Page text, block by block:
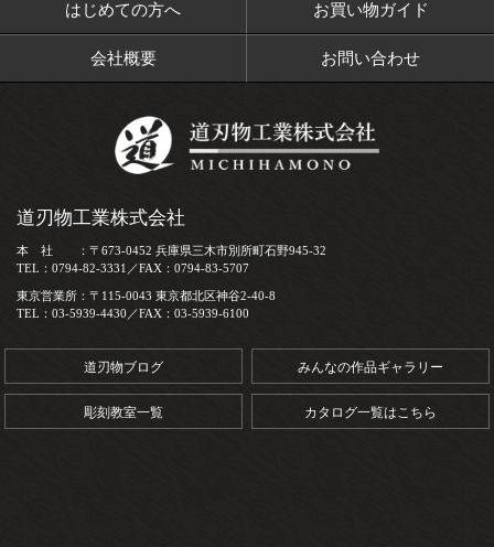
はじめての方へ お買い物ガイド
会社概要 お問い合わせ
道刃物工業株式会社
本 社 ：〒673-0452 兵庫県三木市別所町石野945-32
TEL：0794-82-3331／FAX：0794-83-5707
東京営業所：〒115-0043 東京都北区神谷2-40-8
TEL：03-5939-4430／FAX：03-5939-6100
道刃物ブログ みんなの作品ギャラリー
彫刻教室一覧 カタログ一覧はこちら